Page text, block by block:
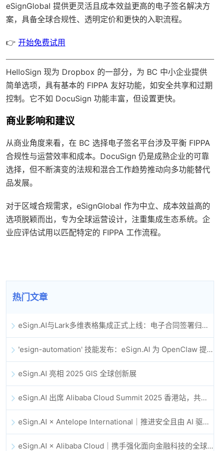
eSignGlobal 提供更灵活且成本效益更高的电子签名解决方
案，具备全球合规性、透明定价和更快的入职流程。
👉 开始免费试用
HelloSign 现为 Dropbox 的一部分，为 BC 中小企业提供
简单选项，具有基本的 FIPPA 友好功能，如安全共享和过期
控制。它不如 DocuSign 功能丰富，但设置更快。
商业影响和建议
从商业角度来看，在 BC 选择电子签名平台涉及平衡 FIPPA
合规性与运营效率和成本。DocuSign 仍是成熟企业的可靠
选择，但不断演变的法规和混合工作趋势推动向多功能替代
品发展。
对于区域合规需求，eSignGlobal 作为中立、成本效益高的
选项脱颖而出，专为全球运营设计，注重集成生态系统。企
业应评估试用以匹配特定的 FIPPA 工作流程。
热门文章
eSign.AI与Lark多维表格集成正式上线：电子合同签署归档全程自动化
'esign-automation' 技能发布：eSign.AI 为 OpenClaw 提供自动化电子签名能力
eSign.AI 亮相 2025 GIS 全球创新展
eSign.AI 出席 Alibaba Cloud Summit 2025 香港站，共同探讨 AI 驱动的云创新与数字信任未来
eSign.AI × Antelope International｜推进安全且由 AI 驱动的数字化工作流
eSign.AI × Alibaba Cloud｜携手强化面向金融科技的全球数字信任